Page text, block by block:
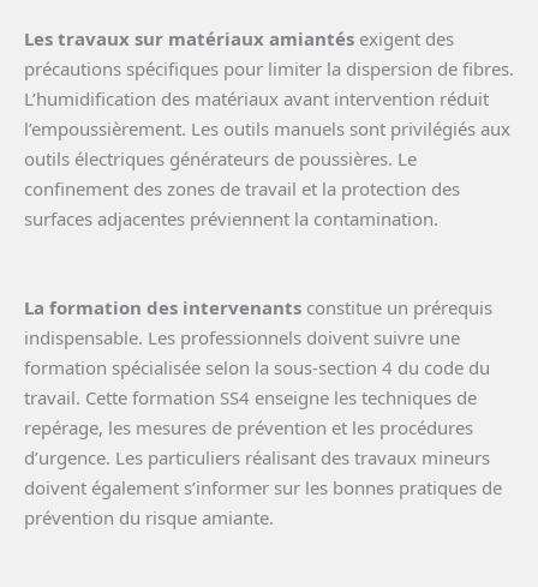
Les travaux sur matériaux amiantés exigent des
précautions spécifiques pour limiter la dispersion de fibres.
L’humidification des matériaux avant intervention réduit
l’empoussièrement. Les outils manuels sont privilégiés aux
outils électriques générateurs de poussières. Le
confinement des zones de travail et la protection des
surfaces adjacentes préviennent la contamination.
La formation des intervenants constitue un prérequis
indispensable. Les professionnels doivent suivre une
formation spécialisée selon la sous-section 4 du code du
travail. Cette formation SS4 enseigne les techniques de
repérage, les mesures de prévention et les procédures
d’urgence. Les particuliers réalisant des travaux mineurs
doivent également s’informer sur les bonnes pratiques de
prévention du risque amiante.